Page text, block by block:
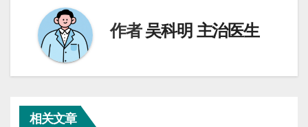
航
作者吴科明 主治医生
相关文章